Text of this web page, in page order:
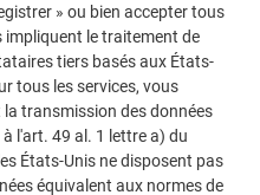
» ou bien accepter tous
impliquent le traitement de
tiers basés aux États-
tous les services, vous
transmission des données
l'art. 49 al. 1 lettre a) du
États-Unis ne disposent pas
équivalent aux normes de